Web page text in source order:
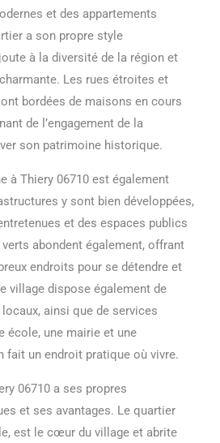
et des appartements
a son propre style
à la diversité de la région et
Les rues étroites et
bordées de maisons en cours
de l’engagement de la
son patrimoine historique.
à Thiery 06710 est également
y sont bien développées,
et des espaces publics
abondent également, offrant
endroits pour se détendre et
village dispose également de
ainsi que de services
école, une mairie et une
fait un endroit pratique où vivre.
06710 a ses propres
et ses avantages. Le quartier
est le cœur du village et abrite